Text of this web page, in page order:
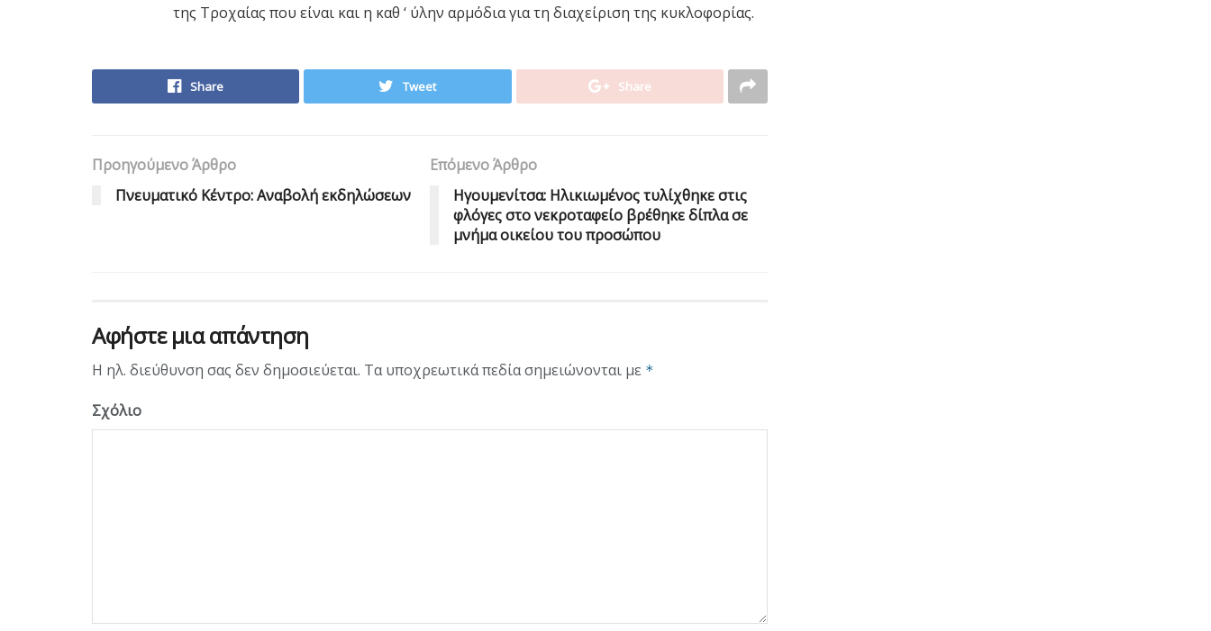
της Τροχαίας που είναι και η καθ ‘ ύλην αρμόδια για τη διαχείριση της κυκλοφορίας.
Share Tweet Share
Προηγούμενο Άρθρο
Πνευματικό Κέντρο: Αναβολή εκδηλώσεων
Επόμενο Άρθρο
Ηγουμενίτσα: Ηλικιωμένος τυλίχθηκε στις
φλόγες στο νεκροταφείο βρέθηκε δίπλα σε
μνήμα οικείου του προσώπου
Αφήστε μια απάντηση
Η ηλ. διεύθυνση σας δεν δημοσιεύεται. Τα υποχρεωτικά πεδία σημειώνονται με *
Σχόλιο